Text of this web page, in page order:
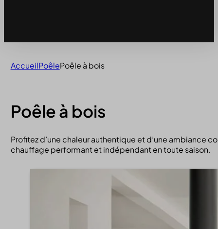
AccueilPoêlePoêle à bois
Poêle à bois
Profitez d’une chaleur authentique et d’une ambiance
chauffage performant et indépendant en toute saison.